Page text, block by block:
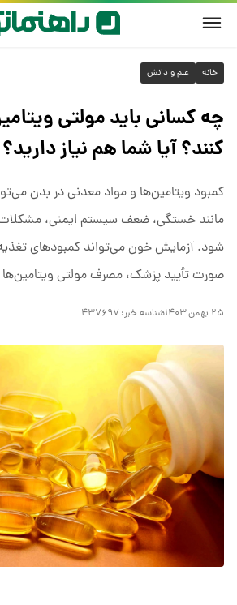
خانه علم و دانش
چه کسانی باید مولتی
کنند؟ آیا شما هم نیاز دارید؟
کمبود ویتامین‌ها و مواد معدنی در بدن
مانند خستگی، ضعف سیستم ایمنی،
شود. آزمایش خون می‌تواند کمبودهای
صورت تأیید پزشک، مصرف مولتی
۲۵ بهمن ۱۴۰۳ شناسه خبر: ۴۳۷۶۹۷